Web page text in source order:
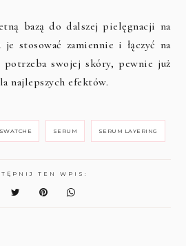
bazą do dalszej pielęgnacji na
stosować zamiennie i łączyć na
potrzeba swojej skóry, pewnie już
najlepszych efektów.
SERUM SERUM LAYERING
TEN WPIS: